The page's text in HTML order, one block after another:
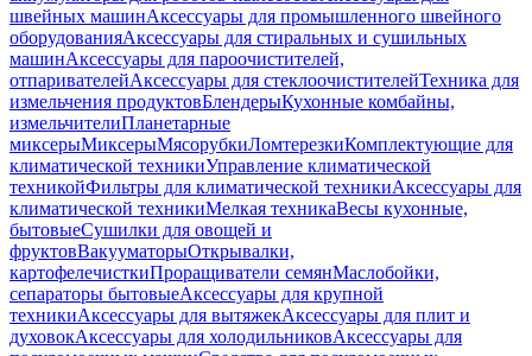
швейных машинАксессуары для промышленного швейного
оборудованияАксессуары для стиральных и сушильных
машинАксессуары для пароочистителей,
отпаривателейАксессуары для стеклоочистителейТехника для
измельчения продуктовБлендерыКухонные комбайны,
измельчителиПланетарные
миксерыМиксерыМясорубкиЛомтерезкиКомплектующие для
климатической техникиУправление климатической
техникойФильтры для климатической техникиАксессуары для
климатической техникиМелкая техникаВесы кухонные,
бытовыеСушилки для овощей и
фруктовВакууматорыОткрывалки,
картофелечисткиПроращиватели семянМаслобойки,
сепараторы бытовыеАксессуары для крупной
техникиАксессуары для вытяжекАксессуары для плит и
духовокАксессуары для холодильниковАксессуары для